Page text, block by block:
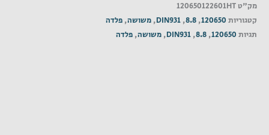
מק"ט120650122601HT
קטגוריות 120650
,
8.8
,
DIN931
, משושה, פלדה
תגיות 120650
,
8.8
,
DIN931
, משושה, פלדה